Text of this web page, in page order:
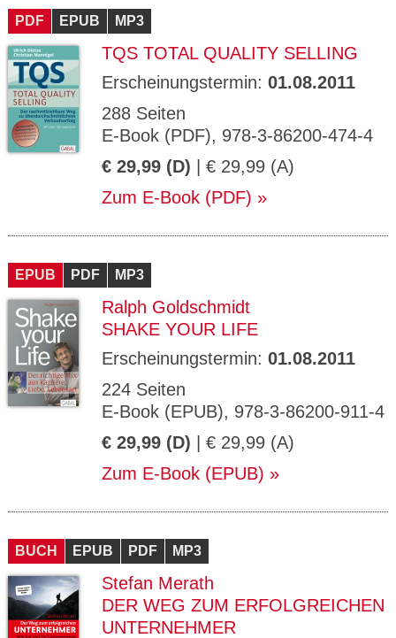
PDF EPUB MP3
TQS TOTAL QUALITY SELLING
Erscheinungstermin: 01.08.2011
288 Seiten
E-Book (PDF), 978-3-86200-474-4
€ 29,99 (D) | € 29,99 (A)
Zum E-Book (PDF)
EPUB PDF MP3
Ralph Goldschmidt
SHAKE YOUR LIFE
Erscheinungstermin: 01.08.2011
224 Seiten
E-Book (EPUB), 978-3-86200-911-4
€ 29,99 (D) | € 29,99 (A)
Zum E-Book (EPUB)
BUCH EPUB PDF MP3
Stefan Merath
DER WEG ZUM ERFOLGREICHEN
UNTERNEHMER